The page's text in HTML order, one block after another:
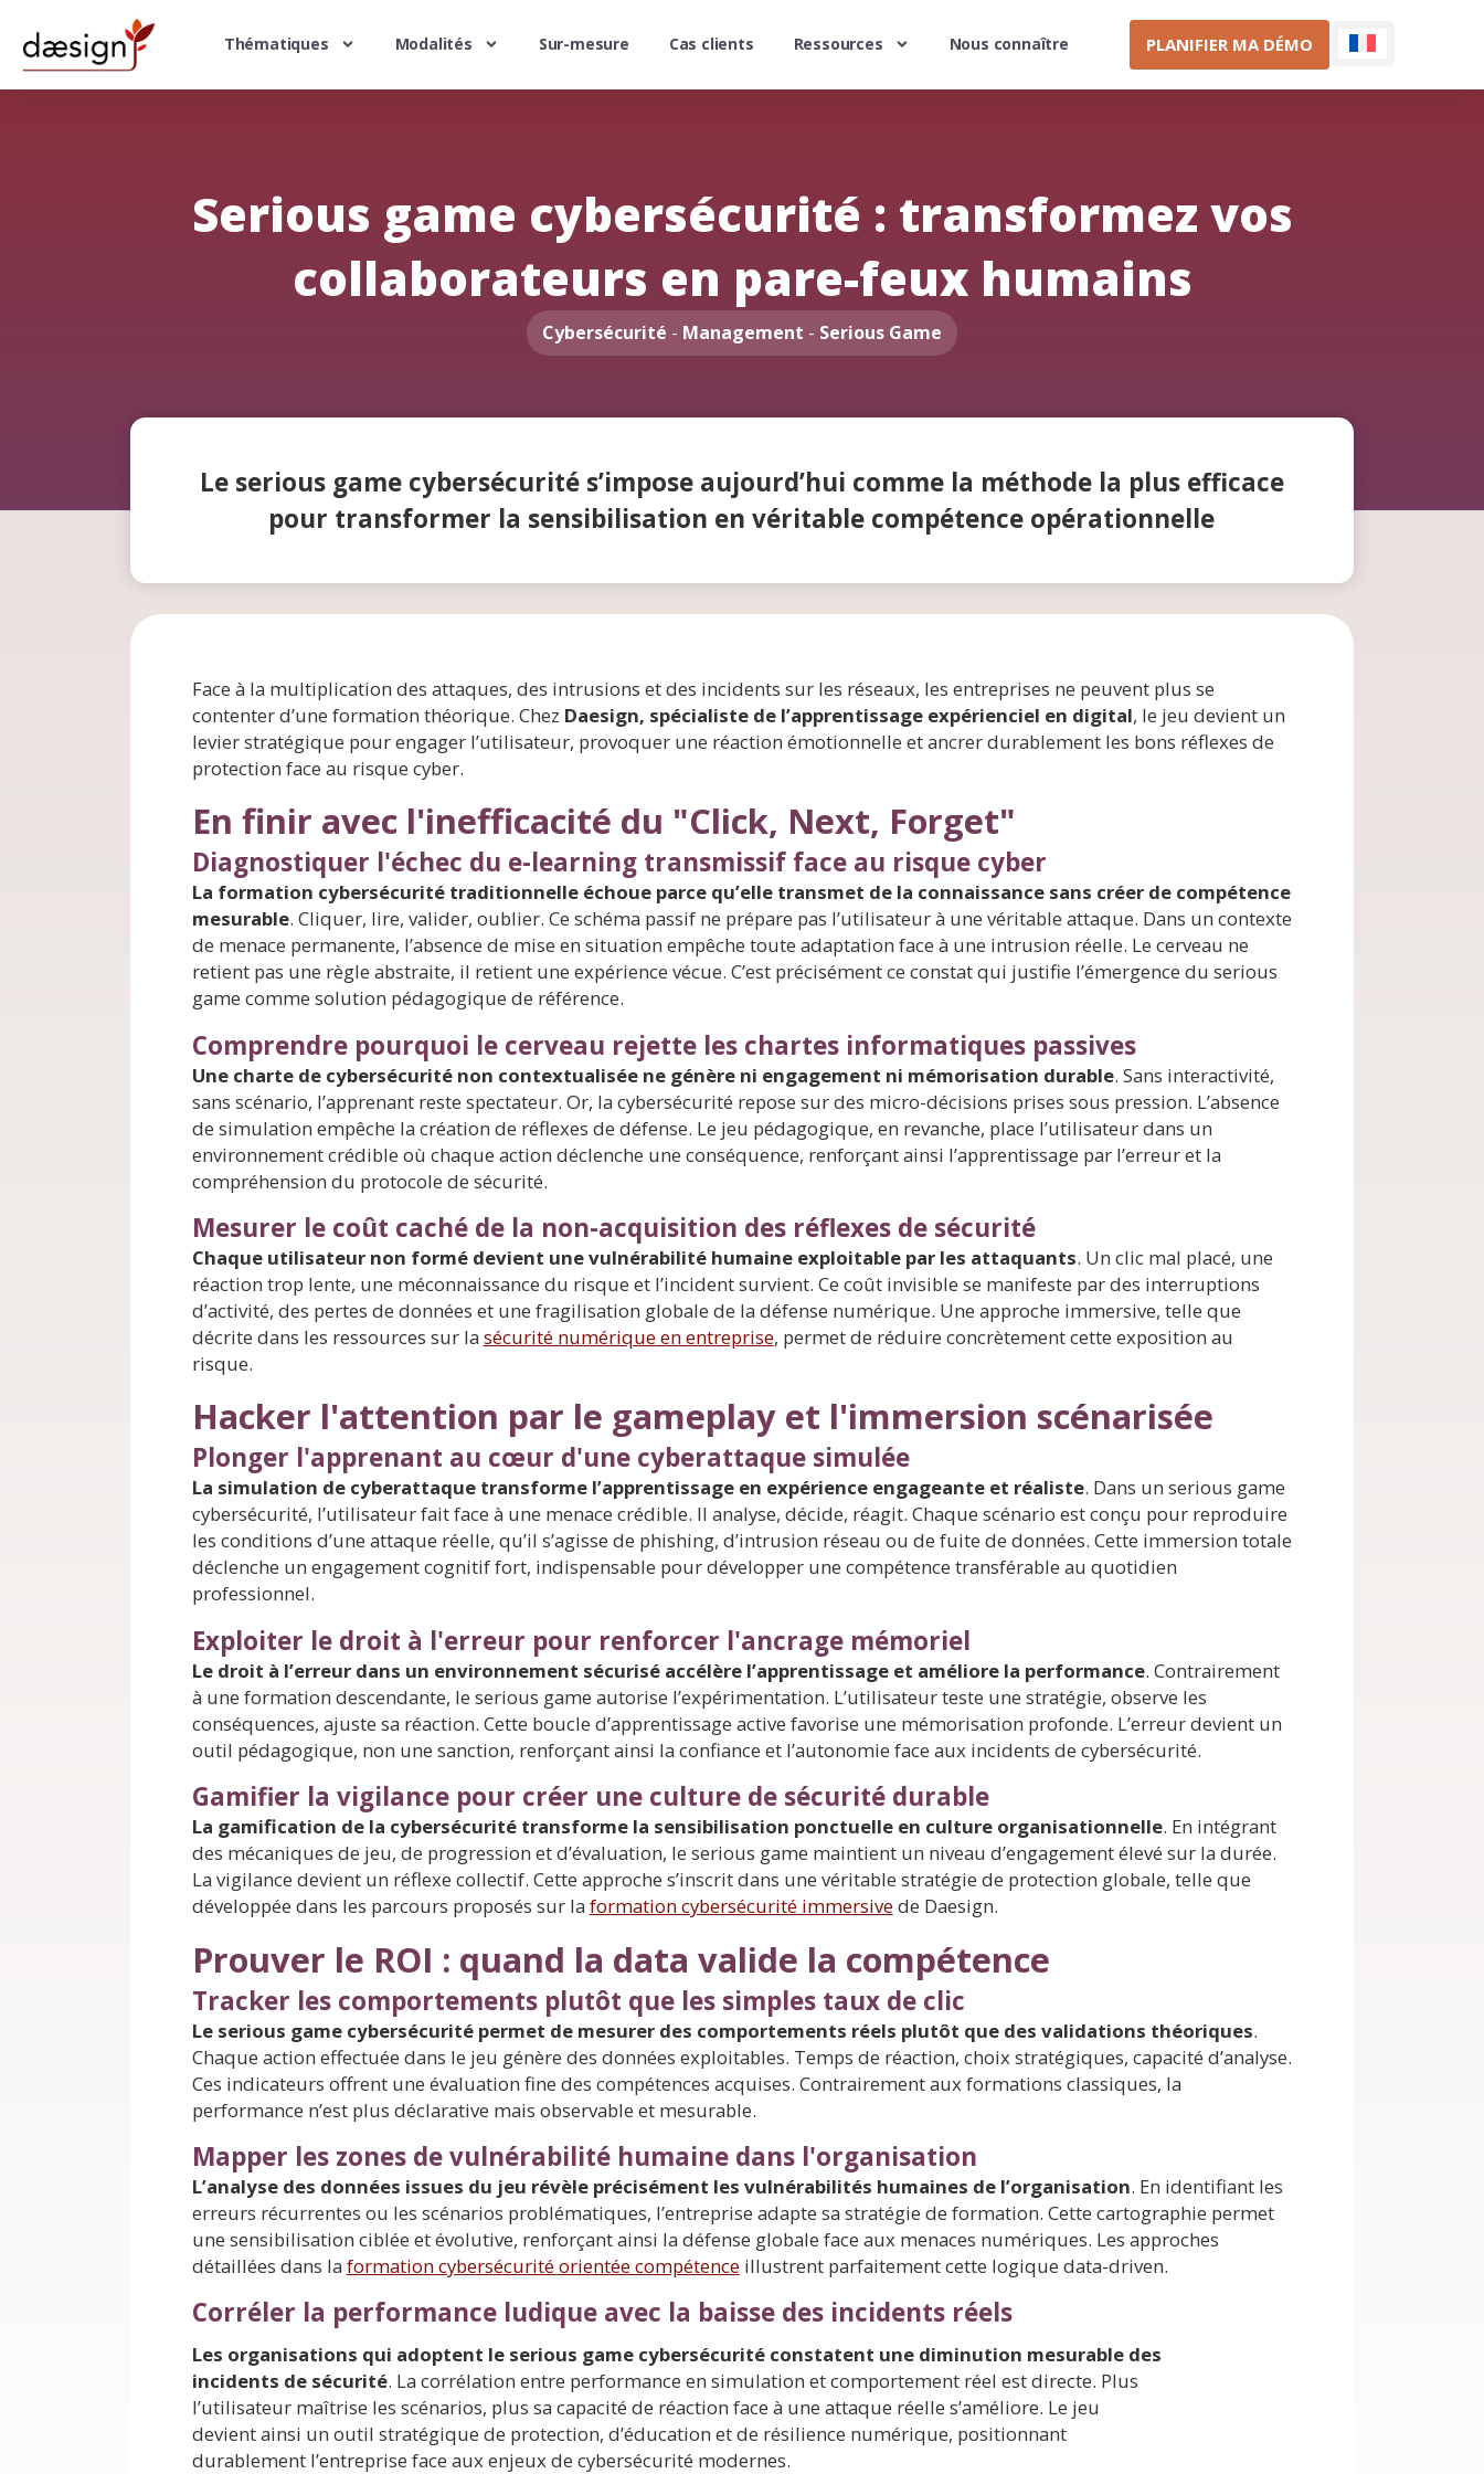
Thématiques Modalités Sur-mesure Cas clients Ressources Nous connaître PLANIFIER MA DÉMO
Serious game cybersécurité : transformez vos
collaborateurs en pare-feux humains
Cybersécurité - Management - Serious Game
Le serious game cybersécurité s’impose aujourd’hui comme la méthode la plus efficace
pour transformer la sensibilisation en véritable compétence opérationnelle
Face à la multiplication des attaques, des intrusions et des incidents sur les réseaux, les entreprises ne peuvent plus se
contenter d’une formation théorique. Chez Daesign, spécialiste de l’apprentissage expérienciel en digital, le jeu devient un
levier stratégique pour engager l’utilisateur, provoquer une réaction émotionnelle et ancrer durablement les bons réflexes de
protection face au risque cyber.
En finir avec l'inefficacité du "Click, Next, Forget"
Diagnostiquer l'échec du e-learning transmissif face au risque cyber
La formation cybersécurité traditionnelle échoue parce qu’elle transmet de la connaissance sans créer de compétence
mesurable. Cliquer, lire, valider, oublier. Ce schéma passif ne prépare pas l’utilisateur à une véritable attaque. Dans un contexte
de menace permanente, l’absence de mise en situation empêche toute adaptation face à une intrusion réelle. Le cerveau ne
retient pas une règle abstraite, il retient une expérience vécue. C’est précisément ce constat qui justifie l’émergence du serious
game comme solution pédagogique de référence.
Comprendre pourquoi le cerveau rejette les chartes informatiques passives
Une charte de cybersécurité non contextualisée ne génère ni engagement ni mémorisation durable. Sans interactivité,
sans scénario, l’apprenant reste spectateur. Or, la cybersécurité repose sur des micro-décisions prises sous pression. L’absence
de simulation empêche la création de réflexes de défense. Le jeu pédagogique, en revanche, place l’utilisateur dans un
environnement crédible où chaque action déclenche une conséquence, renforçant ainsi l’apprentissage par l’erreur et la
compréhension du protocole de sécurité.
Mesurer le coût caché de la non-acquisition des réflexes de sécurité
Chaque utilisateur non formé devient une vulnérabilité humaine exploitable par les attaquants. Un clic mal placé, une
réaction trop lente, une méconnaissance du risque et l’incident survient. Ce coût invisible se manifeste par des interruptions
d’activité, des pertes de données et une fragilisation globale de la défense numérique. Une approche immersive, telle que
décrite dans les ressources sur la sécurité numérique en entreprise, permet de réduire concrètement cette exposition au
risque.
Hacker l'attention par le gameplay et l'immersion scénarisée
Plonger l'apprenant au cœur d'une cyberattaque simulée
La simulation de cyberattaque transforme l’apprentissage en expérience engageante et réaliste. Dans un serious game
cybersécurité, l’utilisateur fait face à une menace crédible. Il analyse, décide, réagit. Chaque scénario est conçu pour reproduire
les conditions d’une attaque réelle, qu’il s’agisse de phishing, d’intrusion réseau ou de fuite de données. Cette immersion totale
déclenche un engagement cognitif fort, indispensable pour développer une compétence transférable au quotidien
professionnel.
Exploiter le droit à l'erreur pour renforcer l'ancrage mémoriel
Le droit à l’erreur dans un environnement sécurisé accélère l’apprentissage et améliore la performance. Contrairement
à une formation descendante, le serious game autorise l’expérimentation. L’utilisateur teste une stratégie, observe les
conséquences, ajuste sa réaction. Cette boucle d’apprentissage active favorise une mémorisation profonde. L’erreur devient un
outil pédagogique, non une sanction, renforçant ainsi la confiance et l’autonomie face aux incidents de cybersécurité.
Gamifier la vigilance pour créer une culture de sécurité durable
La gamification de la cybersécurité transforme la sensibilisation ponctuelle en culture organisationnelle. En intégrant
des mécaniques de jeu, de progression et d’évaluation, le serious game maintient un niveau d’engagement élevé sur la durée.
La vigilance devient un réflexe collectif. Cette approche s’inscrit dans une véritable stratégie de protection globale, telle que
développée dans les parcours proposés sur la formation cybersécurité immersivede Daesign.
Prouver le ROI : quand la data valide la compétence
Tracker les comportements plutôt que les simples taux de clic
Le serious game cybersécurité permet de mesurer des comportements réels plutôt que des validations théoriques.
Chaque action effectuée dans le jeu génère des données exploitables. Temps de réaction, choix stratégiques, capacité d’analyse.
Ces indicateurs offrent une évaluation fine des compétences acquises. Contrairement aux formations classiques, la
performance n’est plus déclarative mais observable et mesurable.
Mapper les zones de vulnérabilité humaine dans l'organisation
L’analyse des données issues du jeu révèle précisément les vulnérabilités humaines de l’organisation. En identifiant les
erreurs récurrentes ou les scénarios problématiques, l’entreprise adapte sa stratégie de formation. Cette cartographie permet
une sensibilisation ciblée et évolutive, renforçant ainsi la défense globale face aux menaces numériques. Les approches
détaillées dans la formation cybersécurité orientée compétenceillustrent parfaitement cette logique data-driven.
Corréler la performance ludique avec la baisse des incidents réels
Les organisations qui adoptent le serious game cybersécurité constatent une diminution mesurable des
incidents de sécurité. La corrélation entre performance en simulation et comportement réel est directe. Plus
l’utilisateur maîtrise les scénarios, plus sa capacité de réaction face à une attaque réelle s’améliore. Le jeu
devient ainsi un outil stratégique de protection, d’éducation et de résilience numérique, positionnant
durablement l’entreprise face aux enjeux de cybersécurité modernes.